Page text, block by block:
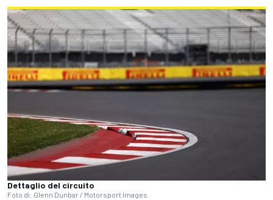
Dettaglio del circuito
Foto di: Glenn Dunbar / Motorsport Images